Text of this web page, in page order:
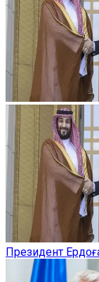
Президент